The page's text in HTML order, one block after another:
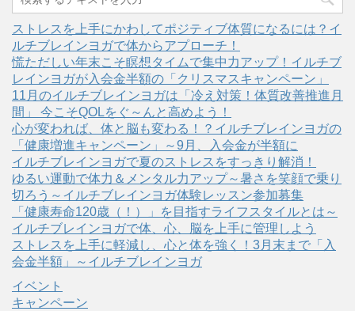
ストレスを上手にかわしてポジティブ体質になるには？イ
ルチブレインヨガで体からアプローチ！
慌ただしい年末こそ瞑想タイムで集中力アップ！イルチブ
レインヨガが入会金半額の「クリスマスキャンペーン」
11月のイルチブレインヨガは「冷え対策！体質改善推進月
間」 今こそQOLをぐ～んと高めよう！
心が変われば、体と脳も変わる！？イルチブレインヨガの
「健康増進キャンペーン」～9月、入会金が半額に
イルチブレインヨガで夏のストレスをすっきり解消！
ゆるい運動で体力＆メンタル力アップ～暑さを笑顔で乗り
切ろう～イルチブレインヨガ体験レッスン参加募集
「健康寿命120歳（！）」を目指すライフスタイルとは～
イルチブレインヨガで体、心、脳を上手に管理しよう
ストレスを上手に軽減し、心と体を強く！3月末まで「入
会金半額」～イルチブレインヨガ
イベント
キャンペーン